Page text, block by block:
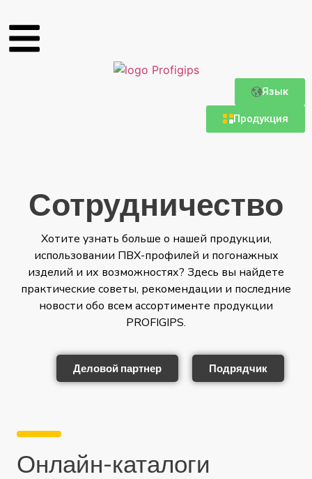
Язык
Продукция
Сотрудничество
Хотите узнать больше о нашей продукции,
использовании ПВХ-профилей и погонажных
изделий и их возможностях? Здесь вы найдете
практические советы, рекомендации и последние
новости обо всем ассортименте продукции
PROFIGIPS.
Деловой партнер Подрядчик
Онлайн-каталоги